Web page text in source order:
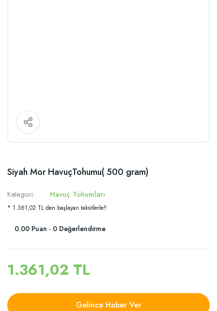
Siyah Mor HavuçTohumu( 500 gram)
Kategori Havuç Tohumları
* 1.361,02 TL den başlayan taksitlerle!!
0.00 Puan - 0 Değerlendirme
1.361,02 TL
Gelince Haber Ver